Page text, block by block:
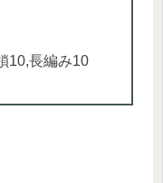
10,長編み10